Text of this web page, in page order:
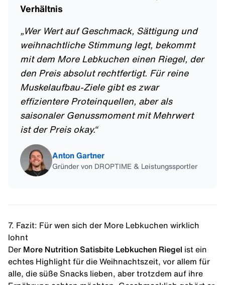
Verhältnis
Wer Wert auf Geschmack, Sättigung und
weihnachtliche Stimmung legt, bekommt
mit dem More Lebkuchen einen Riegel, der
den Preis absolut rechtfertigt. Für reine
Muskelaufbau-Ziele gibt es zwar
effizientere Proteinquellen, aber als
saisonaler Genussmoment mit Mehrwert
ist der Preis okay.“
Anton Gartner
Gründer von DROPTIME & Leistungssportler
7. Fazit: Für wen sich der More Lebkuchen wirklich
lohnt
Der More Nutrition Satisbite Lebkuchen Riegel ist ein
echtes Highlight für die Weihnachtszeit , vor allem für
alle, die süße Snacks lieben, aber trotzdem auf ihre